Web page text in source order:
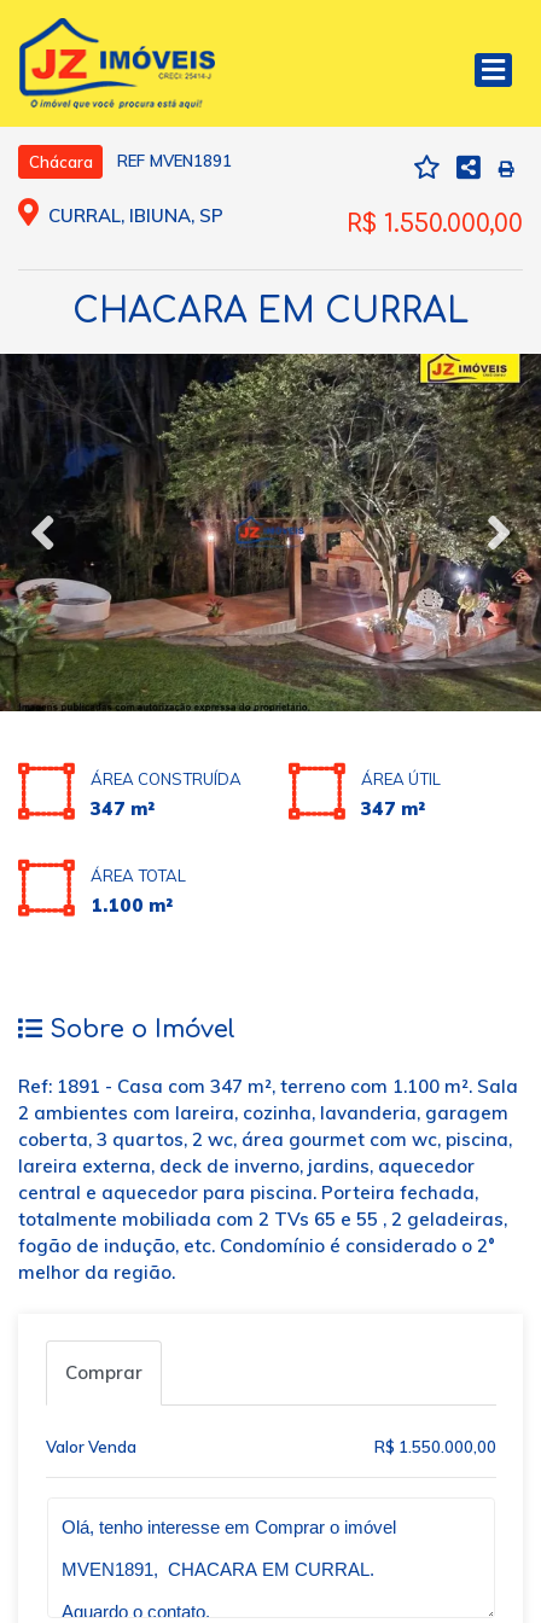
Chácara REF MVEN1891
CURRAL, IBIUNA, SP R$ 1.550.000,00
CHACARA EM CURRAL
ÁREA CONSTRUÍDA
347 m²
ÁREA ÚTIL
347 m²
ÁREA TOTAL
1.100 m²
Sobre o Imóvel
Ref: 1891 - Casa com 347 m², terreno com 1.100 m². Sala
2 ambientes com lareira, cozinha, lavanderia, garagem
coberta, 3 quartos, 2 wc, área gourmet com wc, piscina,
lareira externa, deck de inverno, jardins, aquecedor
central e aquecedor para piscina. Porteira fechada,
totalmente mobiliada com 2 TVs 65 e 55 , 2 geladeiras,
fogão de indução, etc. Condomínio é considerado o 2°
melhor da região.
Comprar
Valor Venda R$ 1.550.000,00